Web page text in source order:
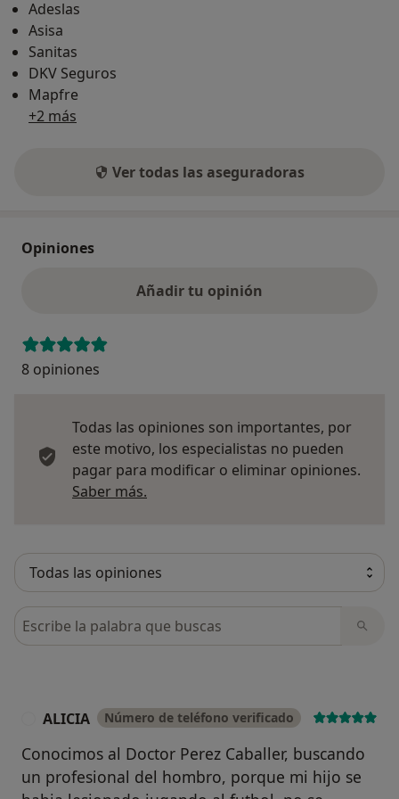
Adeslas
Asisa
Sanitas
DKV Seguros
Mapfre
+2 más
Ver todas las aseguradoras
Opiniones
Añadir tu opinión
8 opiniones
Todas las opiniones son importantes, por
este motivo, los especialistas no pueden
pagar para modificar o eliminar opiniones.
Saber más.
Busca en opiniones
ALICIA Número de teléfono verificado
Conocimos al Doctor Perez Caballer, buscando
un profesional del hombro, porque mi hijo se